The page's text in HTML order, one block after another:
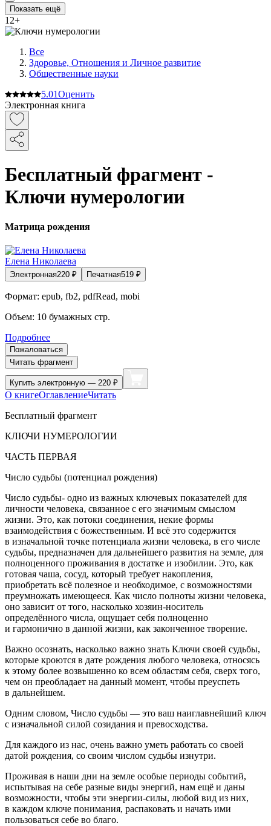
Показать ещё
12+
Все
Здоровье, Отношения и Личное развитие
Общественные науки
5.01Оценить
Электронная книга
Бесплатный фрагмент -
Ключи нумерологии
Матрица рождения
Елена Николаева
Электронная220 ₽ Печатная519 ₽
Формат: epub, fb2, pdfRead, mobi
Объем: 10 бумажных стр.
Подробнее
Пожаловаться
Читать фрагмент
Купить электронную — 220 ₽
О книгеОглавлениеЧитать
Бесплатный фрагмент
КЛЮЧИ НУМЕРОЛОГИИ
ЧАСТЬ ПЕРВАЯ
Число судьбы (потенциал рождения)
Число судьбы- одно из важных ключевых показателей для
личности человека, связанное с его значимым смыслом
жизни. Это, как потоки соединения, некие формы
взаимодействия с божественным. И всё это содержится
в изначальной точке потенциала жизни человека, в его числе
судьбы, предназначен для дальнейшего развития на земле, для
полноценного проживания в достатке и изобилии. Это, как
готовая чаша, сосуд, который требует накопления,
приобретать всё полезное и необходимое, с возможностями
преумножать имеющееся. Как число полноты жизни человека,
оно зависит от того, насколько хозяин-носитель
определённого числа, ощущает себя полноценно
и гармонично в данной жизни, как законченное творение.
Важно осознать, насколько важно знать Ключи своей судьбы,
которые кроются в дате рождения любого человека, относясь
к этому более возвышенно ко всем областям себя, сверх того,
чем он преобладает на данный момент, чтобы преуспеть
в дальнейшем.
Одним словом, Число судьбы — это ваш наиглавнейший ключ
с изначальной силой созидания и превосходства.
Для каждого из нас, очень важно уметь работать со своей
датой рождения, со своим числом судьбы изнутри.
Проживая в наши дни на земле особые периоды событий,
испытывая на себе разные виды энергий, нам ещё и даны
возможности, чтобы эти энергии-силы, любой вид из них,
в каждом ключе понимания, распаковать и начать ими
пользоваться себе во благо.